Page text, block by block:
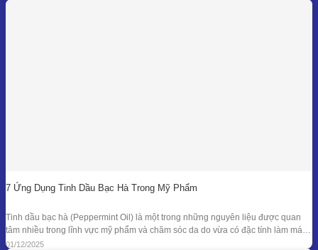
bằng phương pháp chưng cất hơi nước. Đây là
7 Ứng Dụng Tinh Dầu Bạc Hà Trong Mỹ Phẩm
Tinh dầu bạc hà (Peppermint Oil) là một trong những nguyên liệu được quan
tâm nhiều trong lĩnh vực mỹ phẩm và chăm sóc da do vừa có đặc tính làm mát
đặc trưng, vừa sở hữu phổ kháng khuẩn và khử mùi tự nhiên đã được ghi nhận
01/12/2025